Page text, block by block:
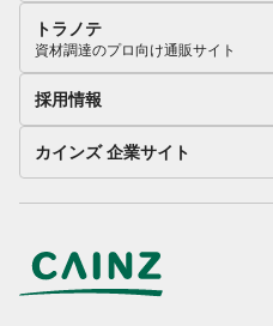
トラノテ
資材調達のプロ向け通販サイト
採用情報
カインズ 企業サイト